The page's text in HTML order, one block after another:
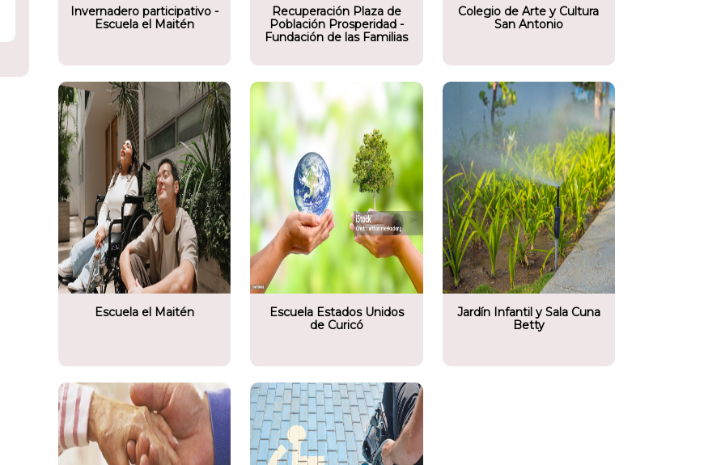
Invernadero participativo -
Escuela el Maitén
Recuperación Plaza de
Población Prosperidad -
Fundación de las Familias
Colegio de Arte y Cultura
San Antonio
Escuela el Maitén
Socio comunitario
Escuela Estados Unidos
de Curicó
Escuela Estados Unidos
de Curicó
Socio comunitario
Jardín Infantil y Sala Cuna
Jardín Infantil y Sala Cuna
Betty